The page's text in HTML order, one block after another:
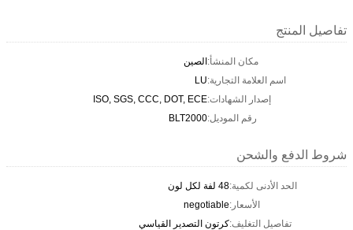
تفاصيل المنتج
مكان المنشأ:الصين
اسم العلامة التجارية:LU
إصدار الشهادات:ISO, SGS, CCC, DOT, ECE
رقم الموديل:BLT2000
شروط الدفع والشحن
الحد الأدنى لكمية:48 لفة لكل لون
الأسعار:negotiable
تفاصيل التغليف:كرتون التصدير القياسي